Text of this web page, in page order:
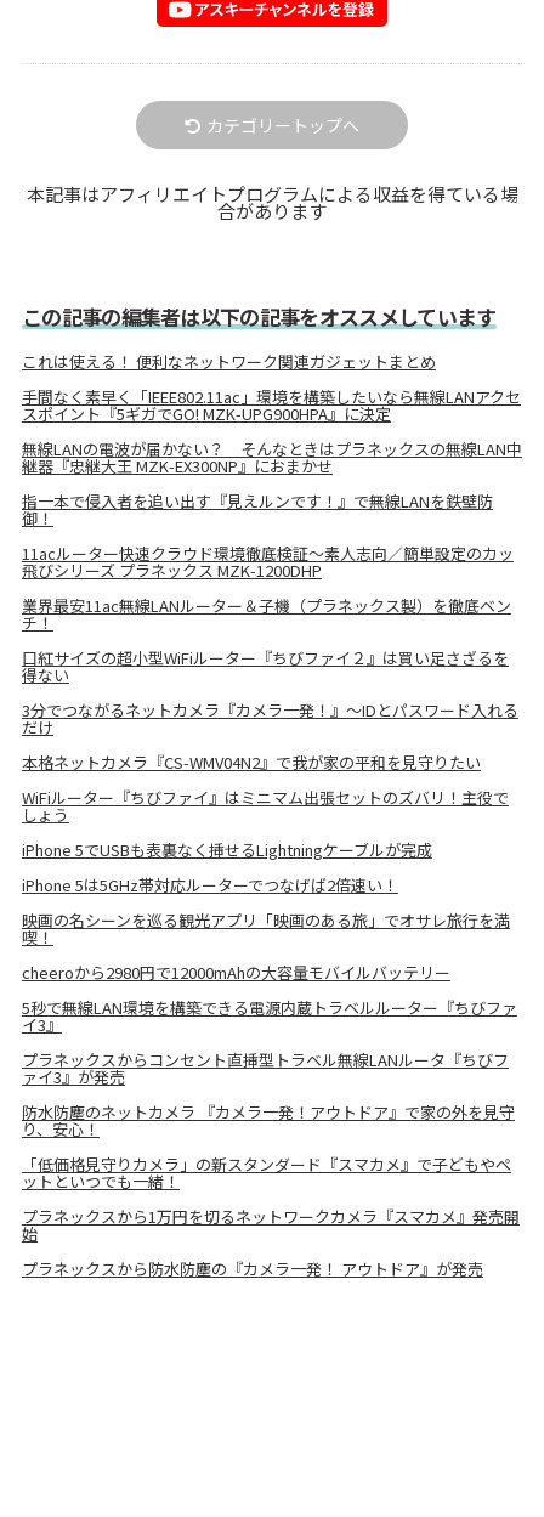
カテゴリートップへ
本記事はアフィリエイトプログラムによる収益を得ている場
合があります
この記事の編集者は以下の記事をオススメしています
これは使える！ 便利なネットワーク関連ガジェットまとめ
手間なく素早く「IEEE802.11ac」環境を構築したいなら無線LANアクセ
スポイント『5ギガでGO! MZK-UPG900HPA』に決定
無線LANの電波が届かない？ そんなときはプラネックスの無線LAN中
継器『忠継大王 MZK-EX300NP』におまかせ
指一本で侵入者を追い出す『見えルンです！』で無線LANを鉄壁防
御！
11acルーター快速クラウド環境徹底検証～素人志向／簡単設定のカッ
飛びシリーズ プラネックス MZK-1200DHP
業界最安11ac無線LANルーター＆子機（プラネックス製）を徹底ベン
チ！
口紅サイズの超小型WiFiルーター『ちびファイ２』は買い足さざるを
得ない
3分でつながるネットカメラ『カメラ一発！』～IDとパスワード入れる
だけ
本格ネットカメラ『CS-WMV04N2』で我が家の平和を見守りたい
WiFiルーター『ちびファイ』はミニマム出張セットのズバリ！主役で
しょう
iPhone 5でUSBも表裏なく挿せるLightningケーブルが完成
iPhone 5は5GHz帯対応ルーターでつなげば2倍速い！
映画の名シーンを巡る観光アプリ「映画のある旅」でオサレ旅行を満
喫！
cheeroから2980円で12000mAhの大容量モバイルバッテリー
5秒で無線LAN環境を構築できる電源内蔵トラベルルーター『ちびファ
イ3』
プラネックスからコンセント直挿型トラベル無線LANルータ『ちびフ
ァイ3』が発売
防水防塵のネットカメラ 『カメラ一発！アウトドア』で家の外を見守
り、安心！
「低価格見守りカメラ」の新スタンダード『スマカメ』で子どもやペ
ットといつでも一緒！
プラネックスから1万円を切るネットワークカメラ『スマカメ』発売開
始
プラネックスから防水防塵の『カメラ一発！ アウトドア』が発売